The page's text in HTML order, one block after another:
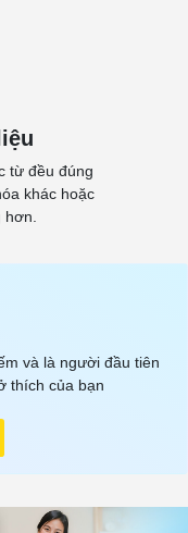
từ đều đúng
khác hoặc
hơn.
và là người đầu tiên
thích của bạn